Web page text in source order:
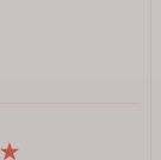
відгук.